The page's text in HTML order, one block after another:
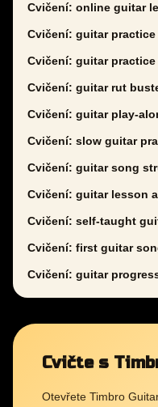
Cvičení: online guitar
Cvičení: guitar
Cvičení: guitar
Cvičení: guitar rut
Cvičení: guitar play-
Cvičení: slow guitar
Cvičení: guitar song
Cvičení: guitar lesson
Cvičení: self-taught
Cvičení: first guitar
Cvičení: guitar
Cvičte s
Otevřete Timbro